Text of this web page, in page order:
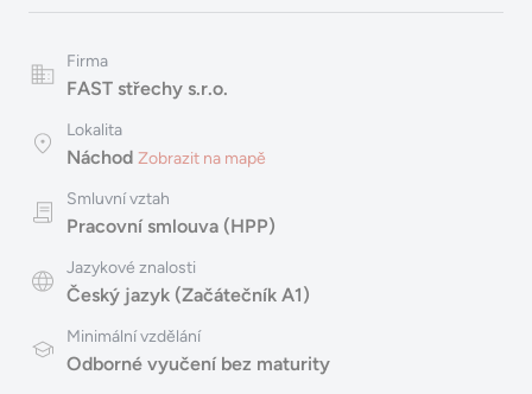
Firma
FAST střechy s.r.o.
Lokalita
Náchod Zobrazit na mapě
Smluvní vztah
Pracovní smlouva (HPP)
Jazykové znalosti
Český jazyk (Začátečník A1)
Minimální vzdělání
Odborné vyučení bez maturity